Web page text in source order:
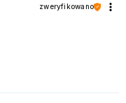
zweryfikowano